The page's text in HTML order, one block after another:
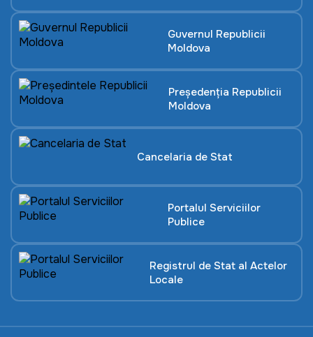
Guvernul Republicii
Moldova
Președenția Republicii
Moldova
Cancelaria de Stat
Portalul Serviciilor
Publice
Registrul de Stat al Actelor
Locale